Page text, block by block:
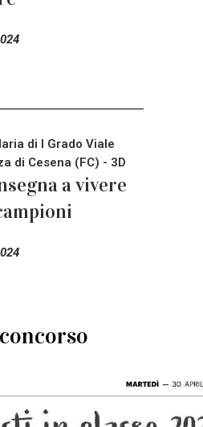
di I Grado Viale
di Cesena (FC) - 3D
a vivere